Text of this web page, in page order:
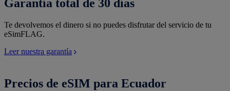
Garantía total de 30 días
Te devolvemos el dinero si no puedes disfrutar del servicio de tu
eSimFLAG.
Leer nuestra garantía
Precios de eSIM para Ecuador